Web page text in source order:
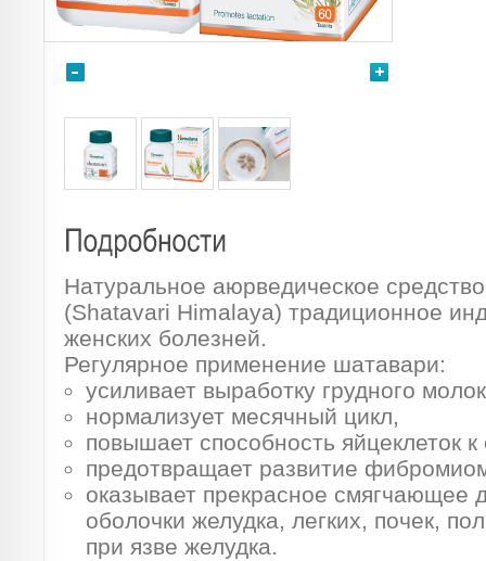
Натуральное аюрведическое
(Shatavari Himalaya) традиционное
женских болезней.
Регулярное применение шатавари:
усиливает выработку грудного
нормализует месячный цикл,
повышает способность яйцеклеток
предотвращает развитие
оказывает прекрасное смягчающее
оболочки желудка, легких, почек,
при язве желудка.